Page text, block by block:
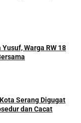
Warga RW 18
Serang Digugat
dan Cacat